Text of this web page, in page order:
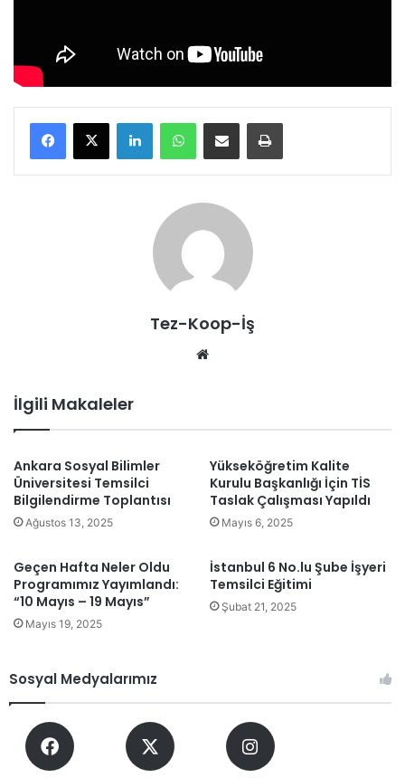
Tez-Koop-İş
İlgili Makaleler
Ankara Sosyal Bilimler
Üniversitesi Temsilci
Bilgilendirme Toplantısı
Ağustos 13, 2025
Yükseköğretim Kalite
Kurulu Başkanlığı İçin TİS
Taslak Çalışması Yapıldı
Mayıs 6, 2025
Geçen Hafta Neler Oldu
Programımız Yayımlandı:
“10 Mayıs – 19 Mayıs”
Mayıs 19, 2025
İstanbul 6 No.lu Şube İşyeri
Temsilci Eğitimi
Şubat 21, 2025
Sosyal Medyalarımız